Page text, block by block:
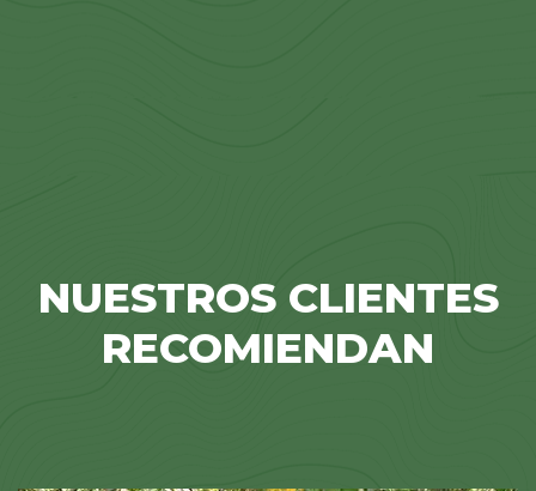
NUESTROS CLIENTES
RECOMIENDAN